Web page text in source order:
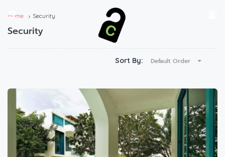
Home Security
Security
Sort By: Default Order